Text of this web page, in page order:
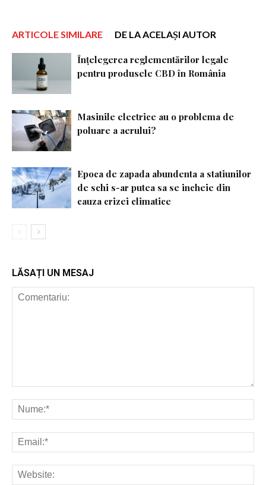
ARTICOLE SIMILARE DE LA ACELAȘI AUTOR
Înțelegerea reglementărilor legale
pentru produsele CBD în România
Masinile electrice au o problema de
poluare a aerului?
Epoca de zapada abundenta a statiunilor
de schi s-ar putea sa se incheie din
cauza crizei climatice
LĂSAȚI UN MESAJ